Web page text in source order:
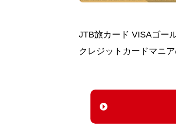
JTB旅カード VISAゴー
クレジットカードマニ